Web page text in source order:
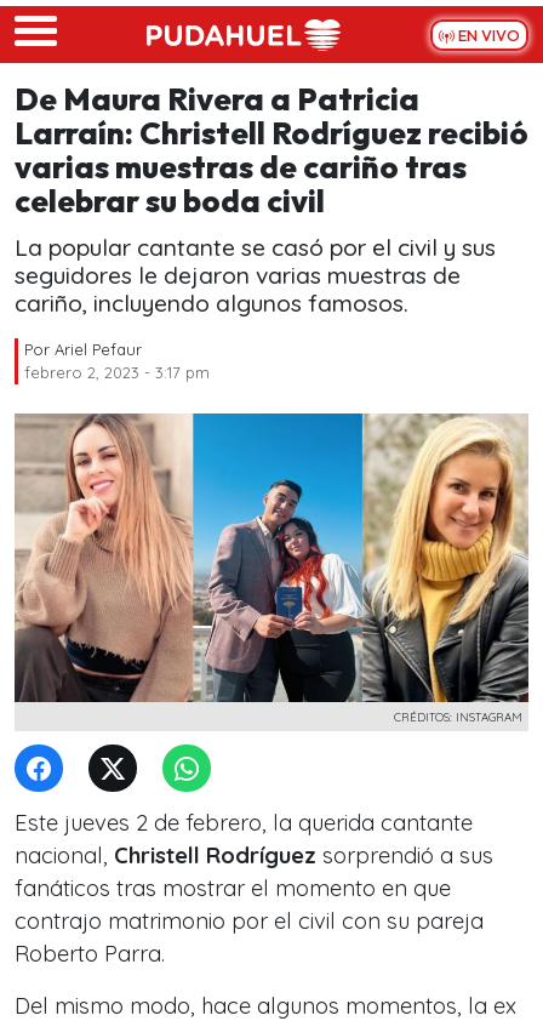
Skip to main content
EN VIVO
De Maura Rivera a Patricia
Larraín: Christell Rodríguez recibió
varias muestras de cariño tras
celebrar su boda civil
La popular cantante se casó por el civil y sus
seguidores le dejaron varias muestras de
cariño, incluyendo algunos famosos.
Por Ariel Pefaur
febrero 2, 2023 - 3:17 pm
CRÉDITOS: INSTAGRAM
Este jueves 2 de febrero, la querida cantante
nacional, Christell Rodríguez sorprendió a sus
fanáticos tras mostrar el momento en que
contrajo matrimonio por el civil con su pareja
Roberto Parra.
Del mismo modo, hace algunos momentos, la ex